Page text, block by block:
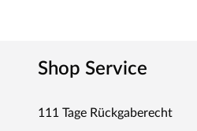
Shop Service
111 Tage Rückgaberecht